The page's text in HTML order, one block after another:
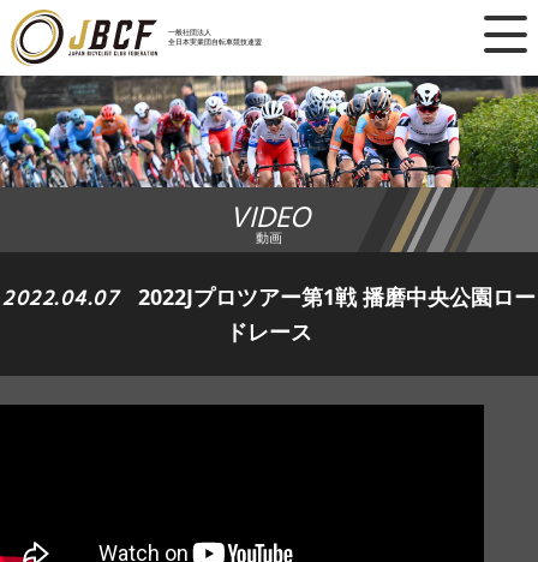
一般社団法人
全日本実業団自転車競技連盟
×
ニュース
レース日程
ランキング
レース結果
チーム・選手
競技ガイド
エントリー
VIDEO
動画
2022.04.07
2022Jプロツアー第1戦 播磨中央公園ロー
ドレース